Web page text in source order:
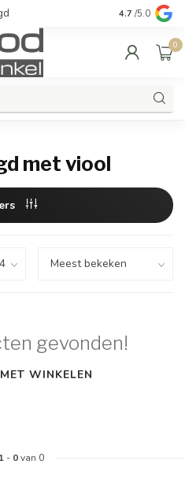
Kwaliteit &
4.7 /5.0
0
met viool
gevonden!
WINKELEN
1 - 0van 0